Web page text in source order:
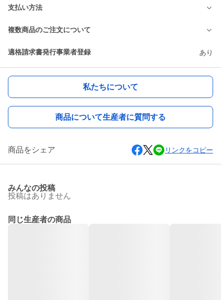
支払い方法
複数商品のご注文について
適格請求書発行事業者登録 あり
私たちについて
商品について生産者に質問する
商品をシェア リンクをコピー
みんなの投稿
投稿はありません
同じ生産者の商品